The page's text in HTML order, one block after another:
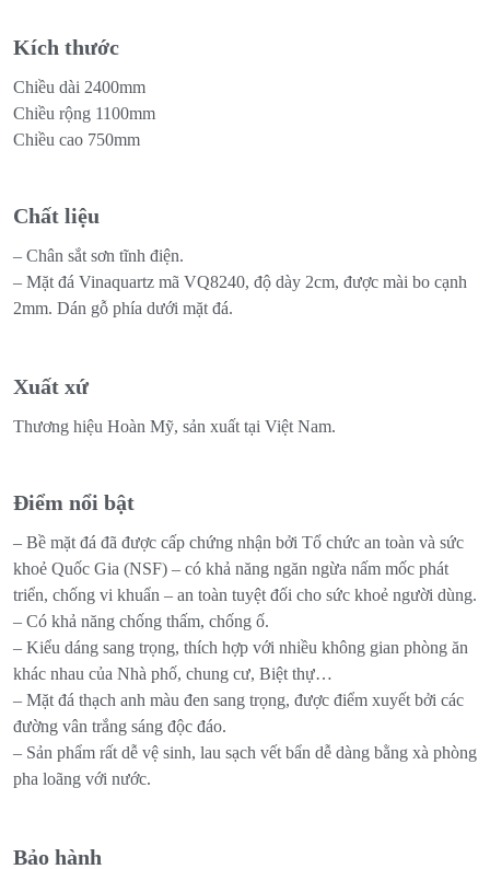
Kích thước
Chiều dài 2400mm
Chiều rộng 1100mm
Chiều cao 750mm
Chất liệu
– Chân sắt sơn tĩnh điện.
– Mặt đá Vinaquartz mã VQ8240, độ dày 2cm, được mài bo cạnh
2mm. Dán gỗ phía dưới mặt đá.
Xuất xứ
Thương hiệu Hoàn Mỹ, sản xuất tại Việt Nam.
Điểm nổi bật
– Bề mặt đá đã được cấp chứng nhận bởi Tổ chức an toàn và sức
khoẻ Quốc Gia (NSF) – có khả năng ngăn ngừa nấm mốc phát
triển, chống vi khuẩn – an toàn tuyệt đối cho sức khoẻ người dùng.
– Có khả năng chống thấm, chống ố.
– Kiểu dáng sang trọng, thích hợp với nhiều không gian phòng ăn
khác nhau của Nhà phố, chung cư, Biệt thự…
– Mặt đá thạch anh màu đen sang trọng, được điểm xuyết bởi các
đường vân trắng sáng độc đáo.
– Sản phẩm rất dễ vệ sinh, lau sạch vết bẩn dễ dàng bằng xà phòng
pha loãng với nước.
Bảo hành